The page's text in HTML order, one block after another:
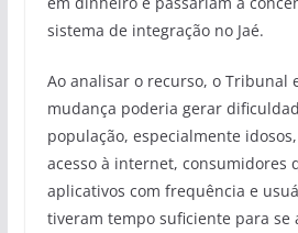
sistema de integração no Jaé.
Ao analisar o recurso, o Tribunal
mudança poderia gerar
população, especialmente
acesso à internet, consumidores
aplicativos com frequência e
tiveram tempo suficiente para se